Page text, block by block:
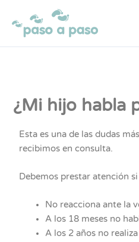
contenido
¿Mi hijo habla
Esta es una de las dudas
recibimos en consulta.
Debemos prestar atención
No reacciona ante la
A los 18 meses no
A los 2 años no